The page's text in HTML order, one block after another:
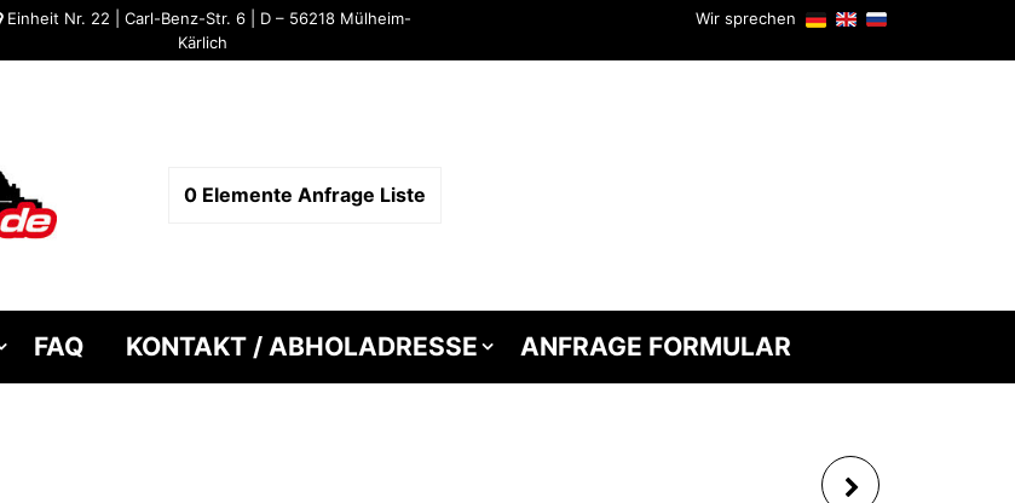
Einheit Nr. 22 | Carl-Benz-Str. 6 | D – 56218 Mülheim-
Kärlich
Wir sprechen
0 Elemente Anfrage Liste
FAQ KONTAKT / ABHOLADRESSE ANFRAGE FORMULAR